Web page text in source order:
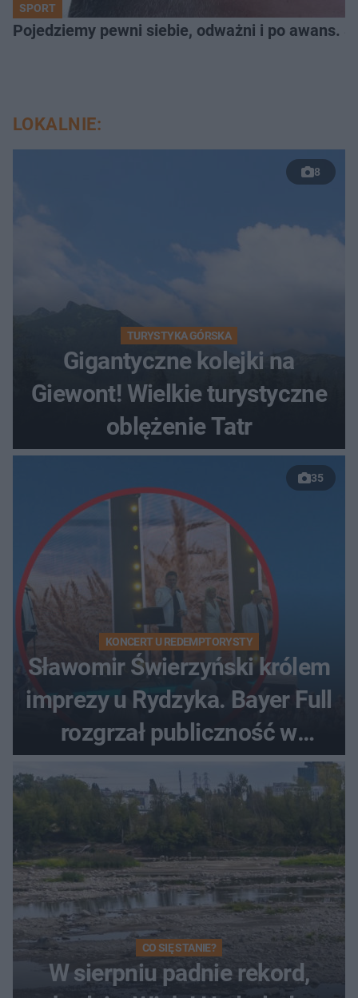
SPORT
Pojedziemy pewni siebie, odważni i po awans.
LOKALNIE:
8
TURYSTYKA GÓRSKA
Gigantyczne kolejki na
Giewont! Wielkie turystyczne
oblężenie Tatr
35
KONCERT U REDEMPTORYSTY
Sławomir Świerzyński królem
imprezy u Rydzyka. Bayer Full
rozgrzał publiczność w
Toruniu
CO SIĘ STANIE?
W sierpniu padnie rekord,